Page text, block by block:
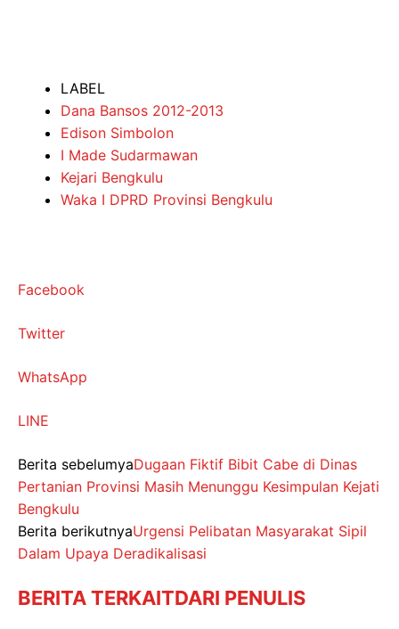
LABEL
Dana Bansos 2012-2013
Edison Simbolon
I Made Sudarmawan
Kejari Bengkulu
Waka I DPRD Provinsi Bengkulu
Facebook
Twitter
WhatsApp
LINE
Berita sebelumyaDugaan Fiktif Bibit Cabe di Dinas
Pertanian Provinsi Masih Menunggu Kesimpulan Kejati
Bengkulu
Berita berikutnyaUrgensi Pelibatan Masyarakat Sipil
Dalam Upaya Deradikalisasi
BERITA TERKAITDARI PENULIS